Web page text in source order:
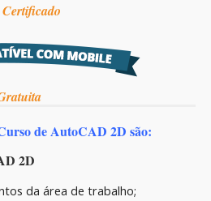
Certificado
de AutoCAD 2D são:
2D
da área de trabalho;